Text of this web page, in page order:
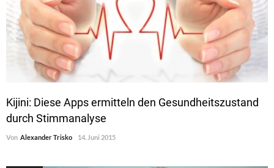
Kijini: Diese Apps ermitteln den Gesundheitszustand
durch Stimmanalyse
Von Alexander Trisko 14. Juni 2015